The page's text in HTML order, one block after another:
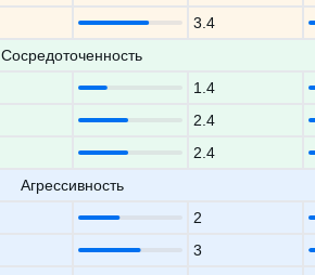
3.4
Сосредоточенность
1.4
2.4
2.4
Агрессивность
2
3